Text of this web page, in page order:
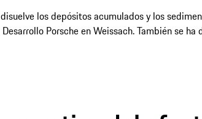
los depósitos acumulados y los
Porsche en Weissach. También se